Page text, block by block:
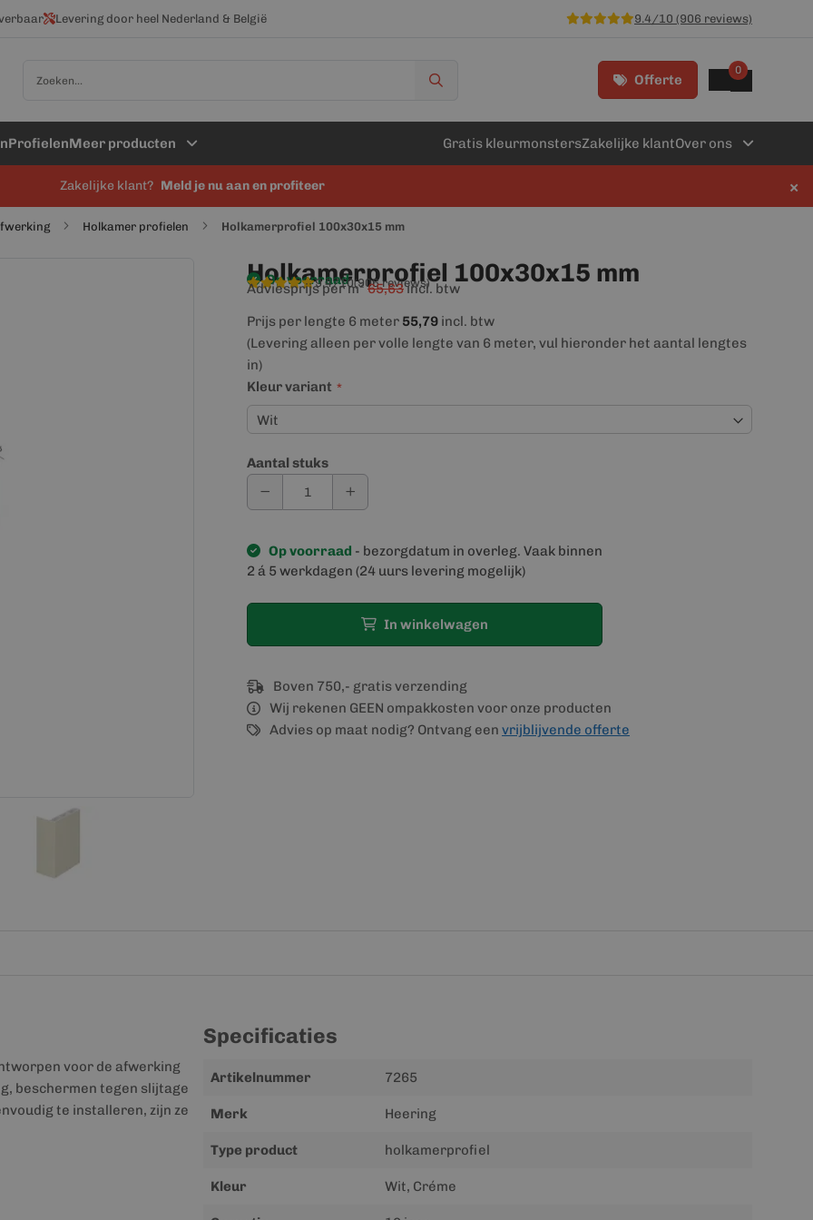
Levering door heel Nederland & België 9.4/10 (906 reviews)
Offerte
0
ProfielenMeer producten Gratis kleurmonstersZakelijke klantOver ons
Zakelijke klant? Meld je nu aan en profiteer ×
Holkamer profielen Holkamerprofiel 100x30x15 mm
Holkamerprofiel 100x30x15 mm
Op voorraad
9,4/10(906 reviews)
Adviesprijs per m²65,63incl. btw
Prijs per lengte 6 meter 55,79 incl. btw
(Levering alleen per volle lengte van 6 meter, vul hieronder het aantal lengtes
in)
Kleur variant
Aantal stuks
Op voorraad - bezorgdatum in overleg. Vaak binnen
2 á 5 werkdagen (24 uurs levering mogelijk)
In winkelwagen
Boven 750,- gratis verzending
Wij rekenen GEEN ompakkosten voor onze producten
Advies op maat nodig? Ontvang een vrijblijvende offerte
voor de afwerking
beschermen tegen slijtage
te installeren, zijn ze
Specificaties
Meer
Artikelnummer 7265
Merk Heering
Type product holkamerprofiel
Kleur Wit, Créme